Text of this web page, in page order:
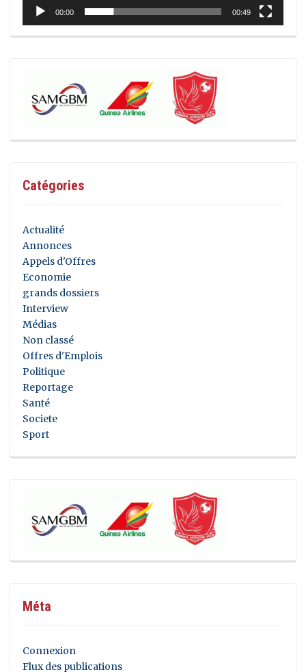
00:00 00:49
Catégories
Actualité
Annonces
Appels d'Offres
Economie
grands dossiers
Interview
Médias
Non classé
Offres d'Emplois
Politique
Reportage
Santé
Societe
Sport
Méta
Connexion
Flux des publications